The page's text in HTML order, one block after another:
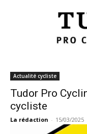
Actualité cycliste
Tudor Pro
cycliste
La rédaction - 15/03/2025